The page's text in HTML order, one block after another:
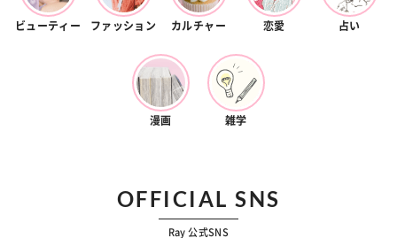
ビューティー ファッション カルチャー 恋愛 占い
漫画 雑学
OFFICIAL SNS
Ray 公式SNS